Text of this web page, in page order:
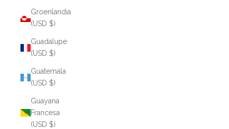
Groenlandia
(USD $)
Guadalupe
(USD $)
Guatemala
(USD $)
Guayana
Francesa
(USD $)